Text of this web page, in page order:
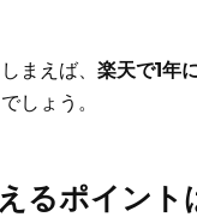
まえば、 楽天で1年
しょう。
るポイント